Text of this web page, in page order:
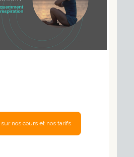
sur nos cours et nos tarifs